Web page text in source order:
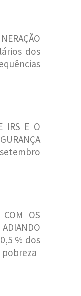
dos
IRS E O
COM OS
ADIANDO
% dos
pobreza